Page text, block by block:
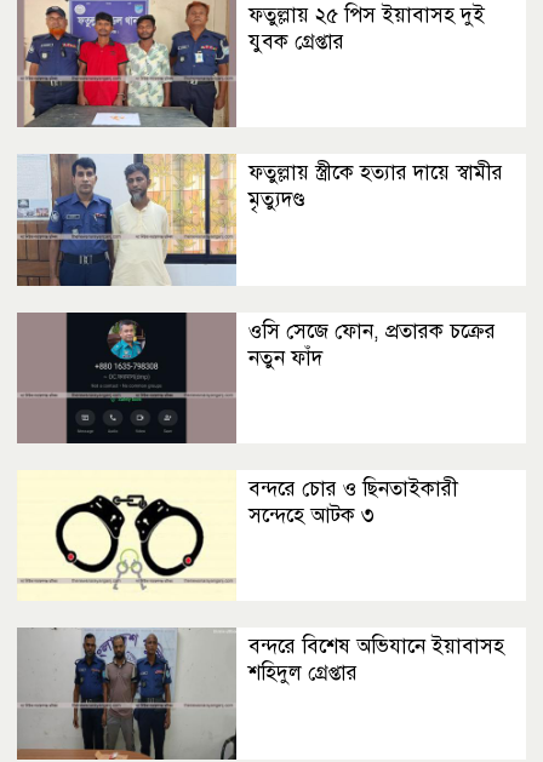
ফতুল্লায় ২৫ পিস ইয়াবাসহ দুই
যুবক গ্রেপ্তার
ফতুল্লায় স্ত্রীকে হত্যার দায়ে স্বামীর
মৃত্যুদণ্ড
ওসি সেজে ফোন, প্রতারক চক্রের
নতুন ফাঁদ
বন্দরে চোর ও ছিনতাইকারী
সন্দেহে আটক ৩
বন্দরে বিশেষ অভিযানে ইয়াবাসহ
শহিদুল গ্রেপ্তার